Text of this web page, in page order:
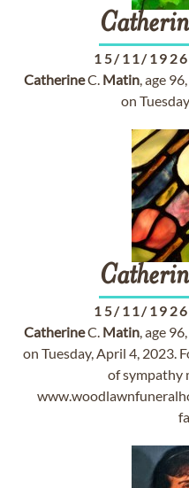
15/11/1926
CatherineC. Matin, age
on
15/11/1926
CatherineC. Matin, age
on Tuesday, April 4, 2023.
of sympathy